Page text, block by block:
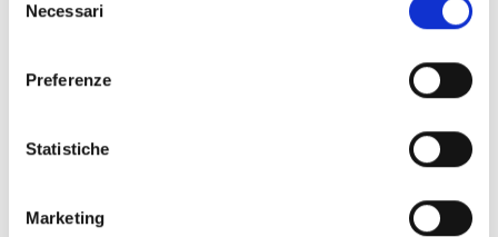
delNecessari
Preferenze
Statistiche
Marketing